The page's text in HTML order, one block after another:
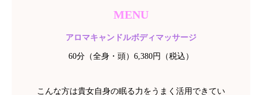
MENU
アロマキャンドルボディマッサージ
60分（全身・頭）6,380円（税込）
こんな方は貴女自身の眠る力をうまく活用できてい